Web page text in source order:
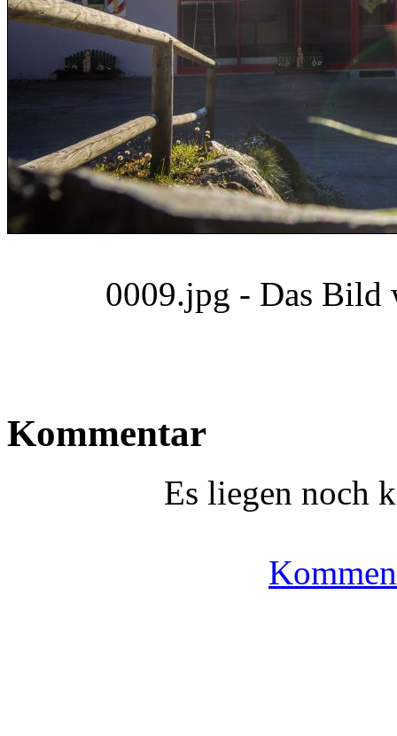
0009.jpg - Das Bild
Kommentar
Es liegen noch